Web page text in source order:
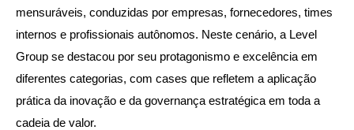
mensuráveis, conduzidas por empresas, fornecedores, times
internos e profissionais autônomos. Neste cenário, a Level
Group se destacou por seu protagonismo e excelência em
diferentes categorias, com cases que refletem a aplicação
prática da inovação e da governança estratégica em toda a
cadeia de valor.